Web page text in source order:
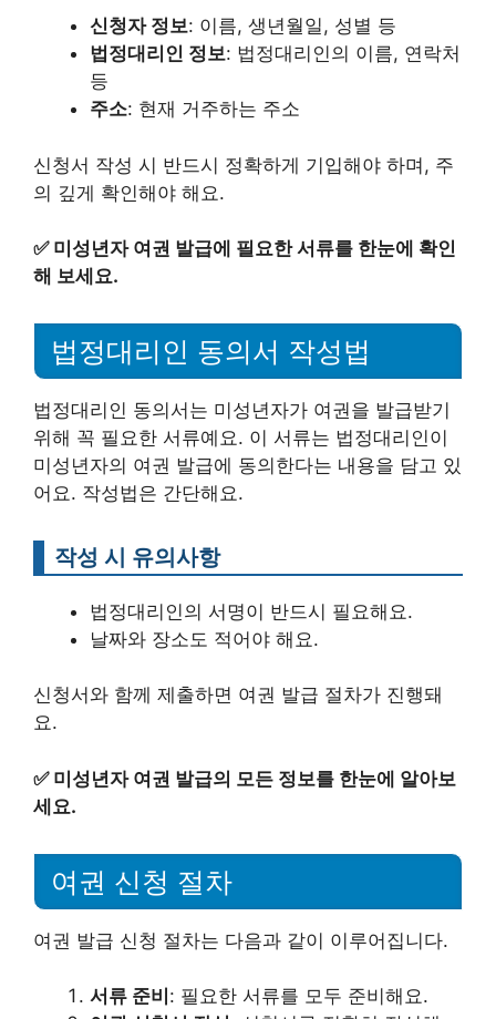
신청자 정보: 이름, 생년월일, 성별 등
법정대리인 정보: 법정대리인의 이름, 연락처
등
주소: 현재 거주하는 주소
신청서 작성 시 반드시 정확하게 기입해야 하며, 주
의 깊게 확인해야 해요.
✅ 미성년자 여권 발급에 필요한 서류를 한눈에 확인
해 보세요.
법정대리인 동의서 작성법
법정대리인 동의서는 미성년자가 여권을 발급받기
위해 꼭 필요한 서류예요. 이 서류는 법정대리인이
미성년자의 여권 발급에 동의한다는 내용을 담고 있
어요. 작성법은 간단해요.
작성 시 유의사항
법정대리인의 서명이 반드시 필요해요.
날짜와 장소도 적어야 해요.
신청서와 함께 제출하면 여권 발급 절차가 진행돼
요.
✅ 미성년자 여권 발급의 모든 정보를 한눈에 알아보
세요.
여권 신청 절차
여권 발급 신청 절차는 다음과 같이 이루어집니다.
서류 준비 : 필요한 서류를 모두 준비해요.